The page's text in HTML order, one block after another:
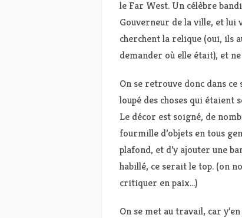
le Far West. Un célèbre
Gouverneur de la ville, et lui
cherchent la relique (oui, ils
demander où elle était), et
On se retrouve donc dans
loupé des choses qui étaient
Le décor est soigné, de
fourmille d’objets en tous
plafond, et d’y ajouter une
habillé, ce serait le top. (on
critiquer en paix…)
On se met au travail, car